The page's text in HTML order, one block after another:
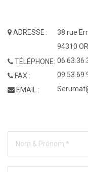
ADRESSE :
TÉLÉPHONE:
FAX :
EMAIL :
38 rue
94310